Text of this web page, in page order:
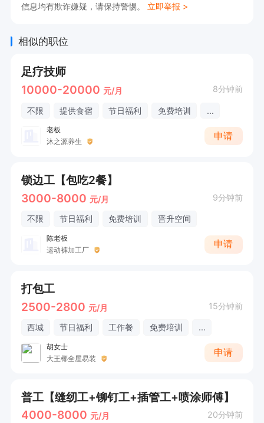
信息均有欺诈嫌疑，请保持警惕。 立即举报 >
相似的职位
足疗技师
10000-20000 元/月 8分钟前
不限 提供食宿 节日福利 免费培训 ...
老板
沐之源养生
申请
锁边工【包吃2餐】
3000-8000 元/月 9分钟前
不限 节日福利 免费培训 晋升空间
陈老板
运动裤加工厂
申请
打包工
2500-2800 元/月 15分钟前
西城 节日福利 工作餐 免费培训 ...
胡女士
大王椰全屋易装
申请
普工【缝纫工+铆钉工+插管工+喷涂师傅】
4000-8000 元/月 20分钟前